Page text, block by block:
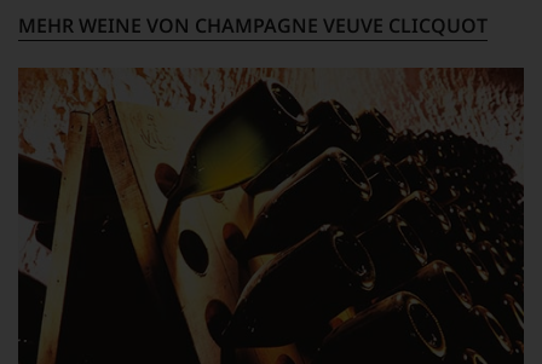
MEHR WEINE VON CHAMPAGNE VEUVE CLICQUOT